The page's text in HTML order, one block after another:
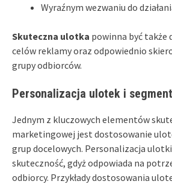
Wyraźnym wezwaniu do
Skuteczna ulotka powinna być także
celów reklamy oraz odpowiednio
grupy odbiorców.
Personalizacja ulotek i
Jednym z kluczowych elementów
marketingowej jest dostosowanie
grup docelowych. Personalizacja
skuteczność, gdyż odpowiada na
odbiorcy. Przykłady dostosowania